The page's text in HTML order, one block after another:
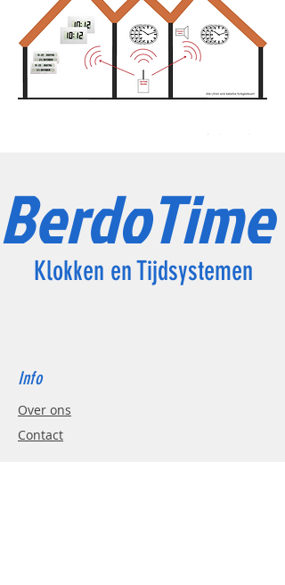
Klokken en Tijdsystemen
BerdoTime
Info
Over ons
Contact